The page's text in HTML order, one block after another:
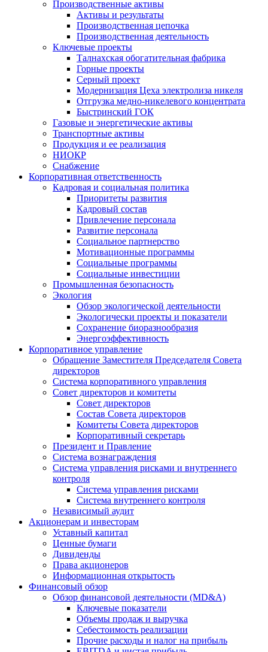
Производственные активы
Активы и результаты
Производственная цепочка
Производственная деятельность
Ключевые проекты
Талнахская обогатительная фабрика
Горные проекты
Серный проект
Модернизация Цеха электролиза никеля
Отгрузка медно-никелевого концентрата
Быстринский ГОК
Газовые и энергетические активы
Транспортные активы
Продукция и ее реализация
НИОКР
Снабжение
Корпоративная ответственность
Кадровая и социальная политика
Приоритеты развития
Кадровый состав
Привлечение персонала
Развитие персонала
Социальное партнерство
Мотивационные программы
Социальные программы
Социальные инвестиции
Промышленная безопасность
Экология
Обзор экологической деятельности
Экологически проекты и показатели
Сохранение биоразнообразия
Энергоэффективность
Корпоративное управление
Обращение Заместителя Председателя Совета
директоров
Система корпоративного управления
Совет директоров и комитеты
Совет директоров
Состав Совета директоров
Комитеты Совета директоров
Корпоративный секретарь
Президент и Правление
Система вознаграждения
Система управления рисками и внутреннего
контроля
Система управления рисками
Система внутреннего контроля
Независимый аудит
Акционерам и инвесторам
Уставный капитал
Ценные бумаги
Дивиденды
Права акционеров
Информационная открытость
Финансовый обзор
Обзор финансовой деятельности (MD&A)
Ключевые показатели
Объемы продаж и выручка
Себестоимость реализации
Прочие расходы и налог на прибыль